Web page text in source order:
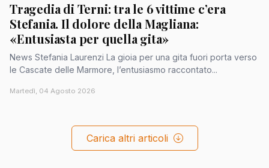
Tragedia di Terni: tra le 6 vittime c’era
Stefania. Il dolore della Magliana:
«Entusiasta per quella gita»
News Stefania Laurenzi La gioia per una gita fuori porta verso
le Cascate delle Marmore, l’entusiasmo raccontato...
Martedì, 04 Agosto 2026
Carica altri articoli